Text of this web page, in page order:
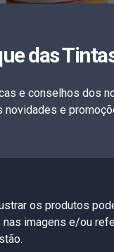
das
e conselhos dos
novidades e
os produtos
imagens e/ou